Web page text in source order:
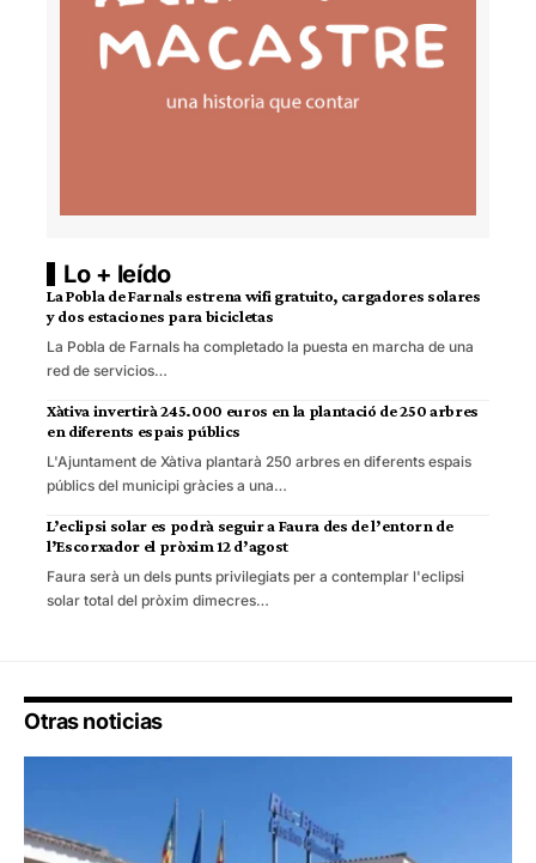
Lo + leído
La Pobla de Farnals estrena wifi gratuito, cargadores solares
y dos estaciones para bicicletas
La Pobla de Farnals ha completado la puesta en marcha de una
red de servicios…
Xàtiva invertirà 245.000 euros en la plantació de 250 arbres
en diferents espais públics
L'Ajuntament de Xàtiva plantarà 250 arbres en diferents espais
públics del municipi gràcies a una…
L’eclipsi solar es podrà seguir a Faura des de l’entorn de
l’Escorxador el pròxim 12 d’agost
Faura serà un dels punts privilegiats per a contemplar l'eclipsi
solar total del pròxim dimecres…
Otras noticias